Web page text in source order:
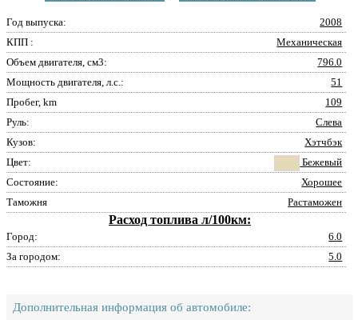
Год выпуска:
2008
КПП :
Механическая
Объем двигателя, см3:
796.0
Мощность двигателя, л.с.:
51
Пробег, km
109
Руль:
Слева
Кузов:
Хэтчбэк
Цвет:
Бежевый
Состояние:
Хорошее
Таможня
Растаможен
Расход топлива л/100км:
Город:
6.0
За городом:
5.0
Дополнительная информация об автомобиле: